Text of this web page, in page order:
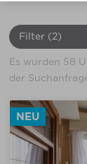
Filter (2)
Es wurden 58
der
NEU